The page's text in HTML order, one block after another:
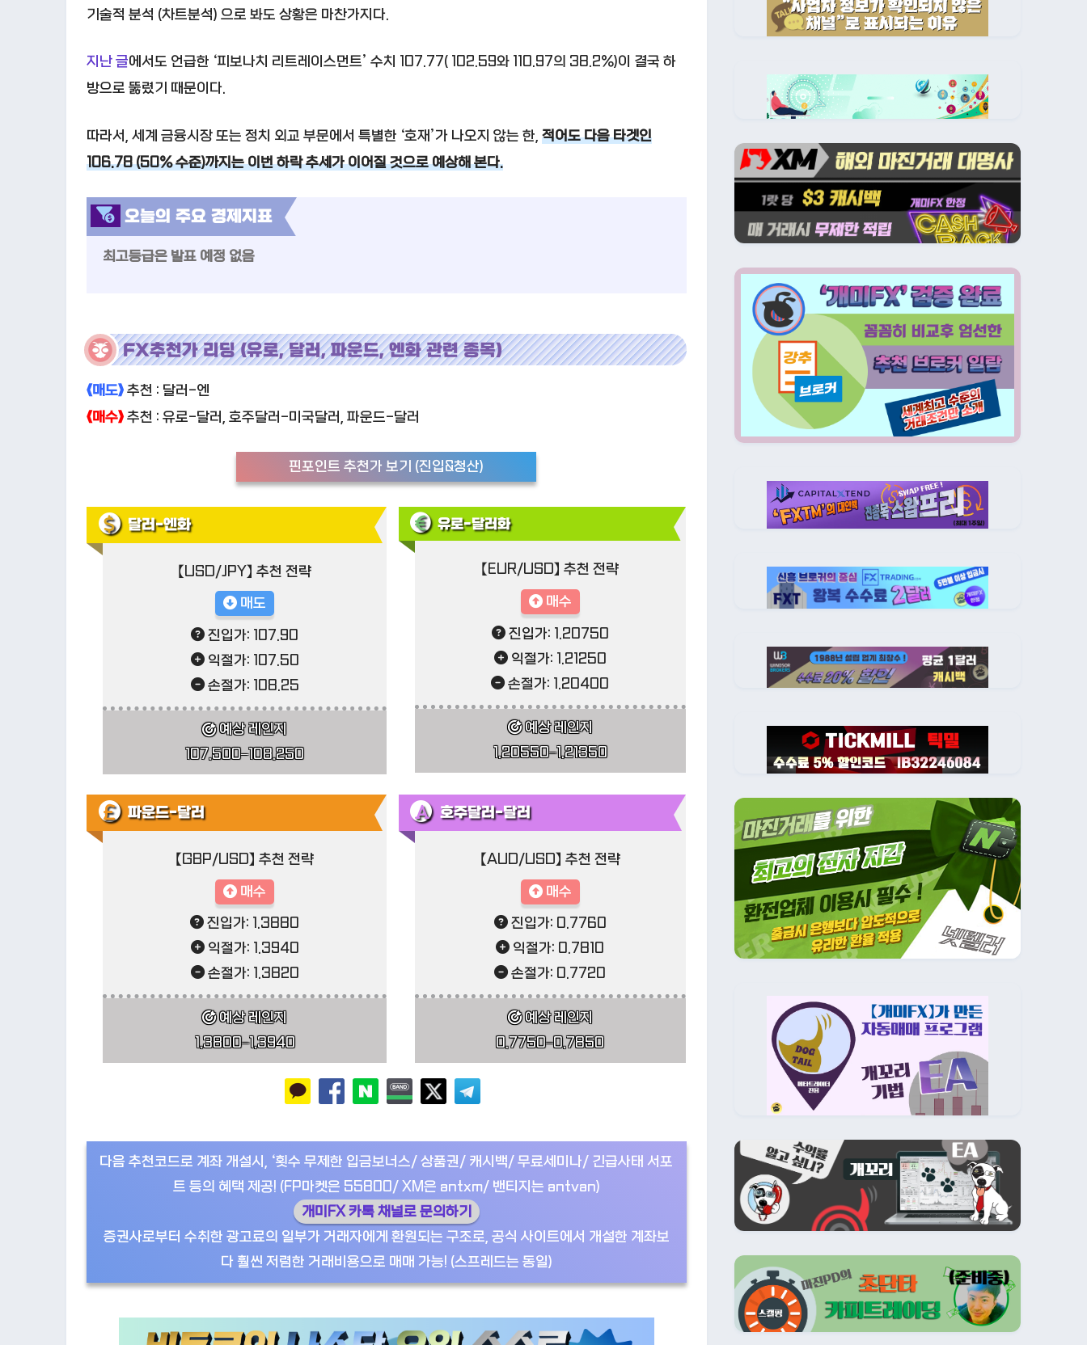
기술적 분석 (차트분석) 으로 봐도 상황은 마찬가지다.
지난 글에서도 언급한 ‘피보나치 리트레이스먼트’ 수치 107.77( 102.59와 110.97의 38.2%)이 결국 하
방으로 뚫렸기 때문이다.
따라서, 세계 금융시장 또는 정치 외교 부문에서 특별한 ‘호재’가 나오지 않는 한, 적어도 다음 타겟인
106.78 (50% 수준)까지는 이번 하락 추세가 이어질 것으로 예상해 본다.
오늘의 주요 경제지표
최고등급은 발표 예정 없음
FX추천가 리딩 (유로, 달러, 파운드, 엔화 관련 종목)
《매도》 추천 : 달러-엔
《매수》 추천 : 유로-달러, 호주달러-미국달러, 파운드-달러
핀포인트 추천가 보기 (진입&청산)
달러-엔화
【USD/JPY】 추천 전략
매도
진입가: 107.90
익절가: 107.50
손절가: 108.25
예상 레인지
107.500–108.250
유로-달러화
【EUR/USD】 추천 전략
매수
진입가: 1.20750
익절가: 1.21250
손절가: 1.20400
예상 레인지
1.20550–1.21350
파운드-달러
【GBP/USD】 추천 전략
매수
진입가: 1.3880
익절가: 1.3940
손절가: 1.3820
예상 레인지
1.3800–1.3940
호주달러-달러
【AUD/USD】 추천 전략
매수
진입가: 0.7760
익절가: 0.7810
손절가: 0.7720
예상 레인지
0.7750–0.7850
다음 추천코드로 계좌 개설시, ‘횟수 무제한 입금보너스/ 상품권/ 캐시백/ 무료세미나/ 긴급사태 서포
트 등의 혜택 제공! (FP마켓은 55800/ XM은 antxm/ 밴티지는 antvan)
개미FX 카톡 채널로 문의하기
증권사로부터 수취한 광고료의 일부가 거래자에게 환원되는 구조로, 공식 사이트에서 개설한 계좌보
다 훨씬 저렴한 거래비용으로 매매 가능! (스프레드는 동일)